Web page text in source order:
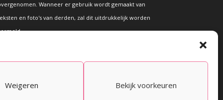
Weigeren Bekijk voorkeuren
Wanneer er gebruik wordt gemaakt van
en foto's van derden, zal dit uitdrukkelijk worden